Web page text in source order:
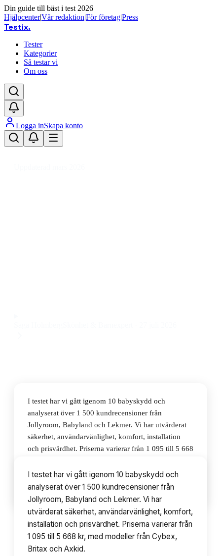
Din guide till bäst i test 2026
Hjälpcenter|Vår redaktion|För företag|Press
Testix.
Tester
Kategorier
Så testar vi
Om oss
Logga inSkapa konto
I testet har vi gått igenom 10 babyskydd och
analyserat över 1 500 kundrecensioner från
Jollyroom, Babyland och Lekmer. Vi har utvärderat
säkerhet, användarvänlighet, komfort, installation
och prisvärdhet. Priserna varierar från 1 095 till 5 668
Innehållsförteckning 10avsnitt
I testet har vi gått igenom 10 babyskydd och
analyserat över 1 500 kundrecensioner från
Jollyroom, Babyland och Lekmer. Vi har
utvärderat säkerhet, användarvänlighet, komfort,
installation och prisvärdhet. Priserna varierar från
1 095 till 5 668 kr, med modeller från Cybex,
Britax och Axkid.